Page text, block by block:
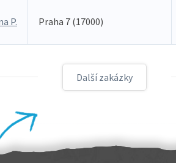
P. Praha 7 (17000)
Další zakázky